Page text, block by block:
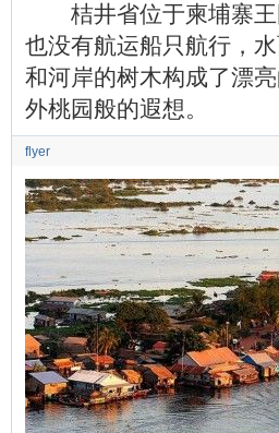
桔井省位于柬埔寨王
也没有航运船只航行，
和河岸的树木构成了漂
外桃园般的遐想。
flyer